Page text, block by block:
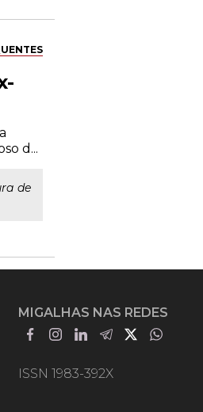
d...
de
MIGALHAS NAS REDES
ISSN 1983-392X